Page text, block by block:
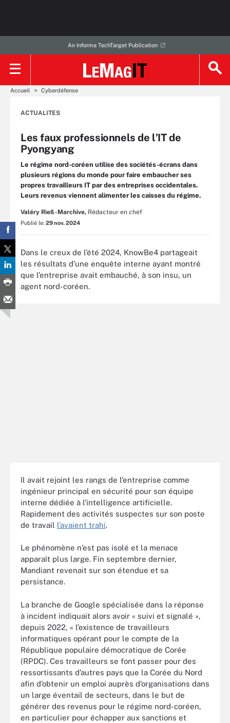
An Informa TechTarget Publication
Accueil Cyberdéfense
ACTUALITES
Les faux professionnels de l’IT de
Pyongyang
Le régime nord-coréen utilise des sociétés-écrans dans
plusieurs régions du monde pour faire embaucher ses
propres travailleurs IT par des entreprises occidentales.
Leurs revenus viennent alimenter les caisses du régime.
Valéry Rieß-Marchive, Rédacteur en chef
Publié le: 29 nov. 2024
Dans le creux de l’été 2024, KnowBe4 partageait
les résultats d’une enquête interne ayant montré
que l’entreprise avait embauché, à son insu, un
agent nord-coréen.
Il avait rejoint les rangs de l’entreprise comme
ingénieur principal en sécurité pour son équipe
interne dédiée à l’intelligence artificielle.
Rapidement des activités suspectes sur son poste
de travail l’avaient trahi.
Le phénomène n’est pas isolé et la menace
apparaît plus large. Fin septembre dernier,
Mandiant revenait sur son étendue et sa
persistance.
La branche de Google spécialisée dans la réponse
à incident indiquait alors avoir « suivi et signalé »,
depuis 2022, « l’existence de travailleurs
informatiques opérant pour le compte de la
République populaire démocratique de Corée
(RPDC). Ces travailleurs se font passer pour des
ressortissants d’autres pays que la Corée du Nord
afin d’obtenir un emploi auprès d’organisations dans
un large éventail de secteurs, dans le but de
générer des revenus pour le régime nord-coréen,
en particulier pour échapper aux sanctions et